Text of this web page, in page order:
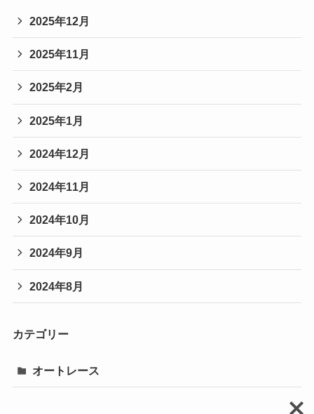
2025年12月
2025年11月
2025年2月
2025年1月
2024年12月
2024年11月
2024年10月
2024年9月
2024年8月
カテゴリー
オートレース